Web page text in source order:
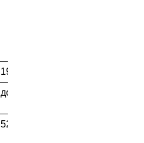
19
до 8
520х285х504